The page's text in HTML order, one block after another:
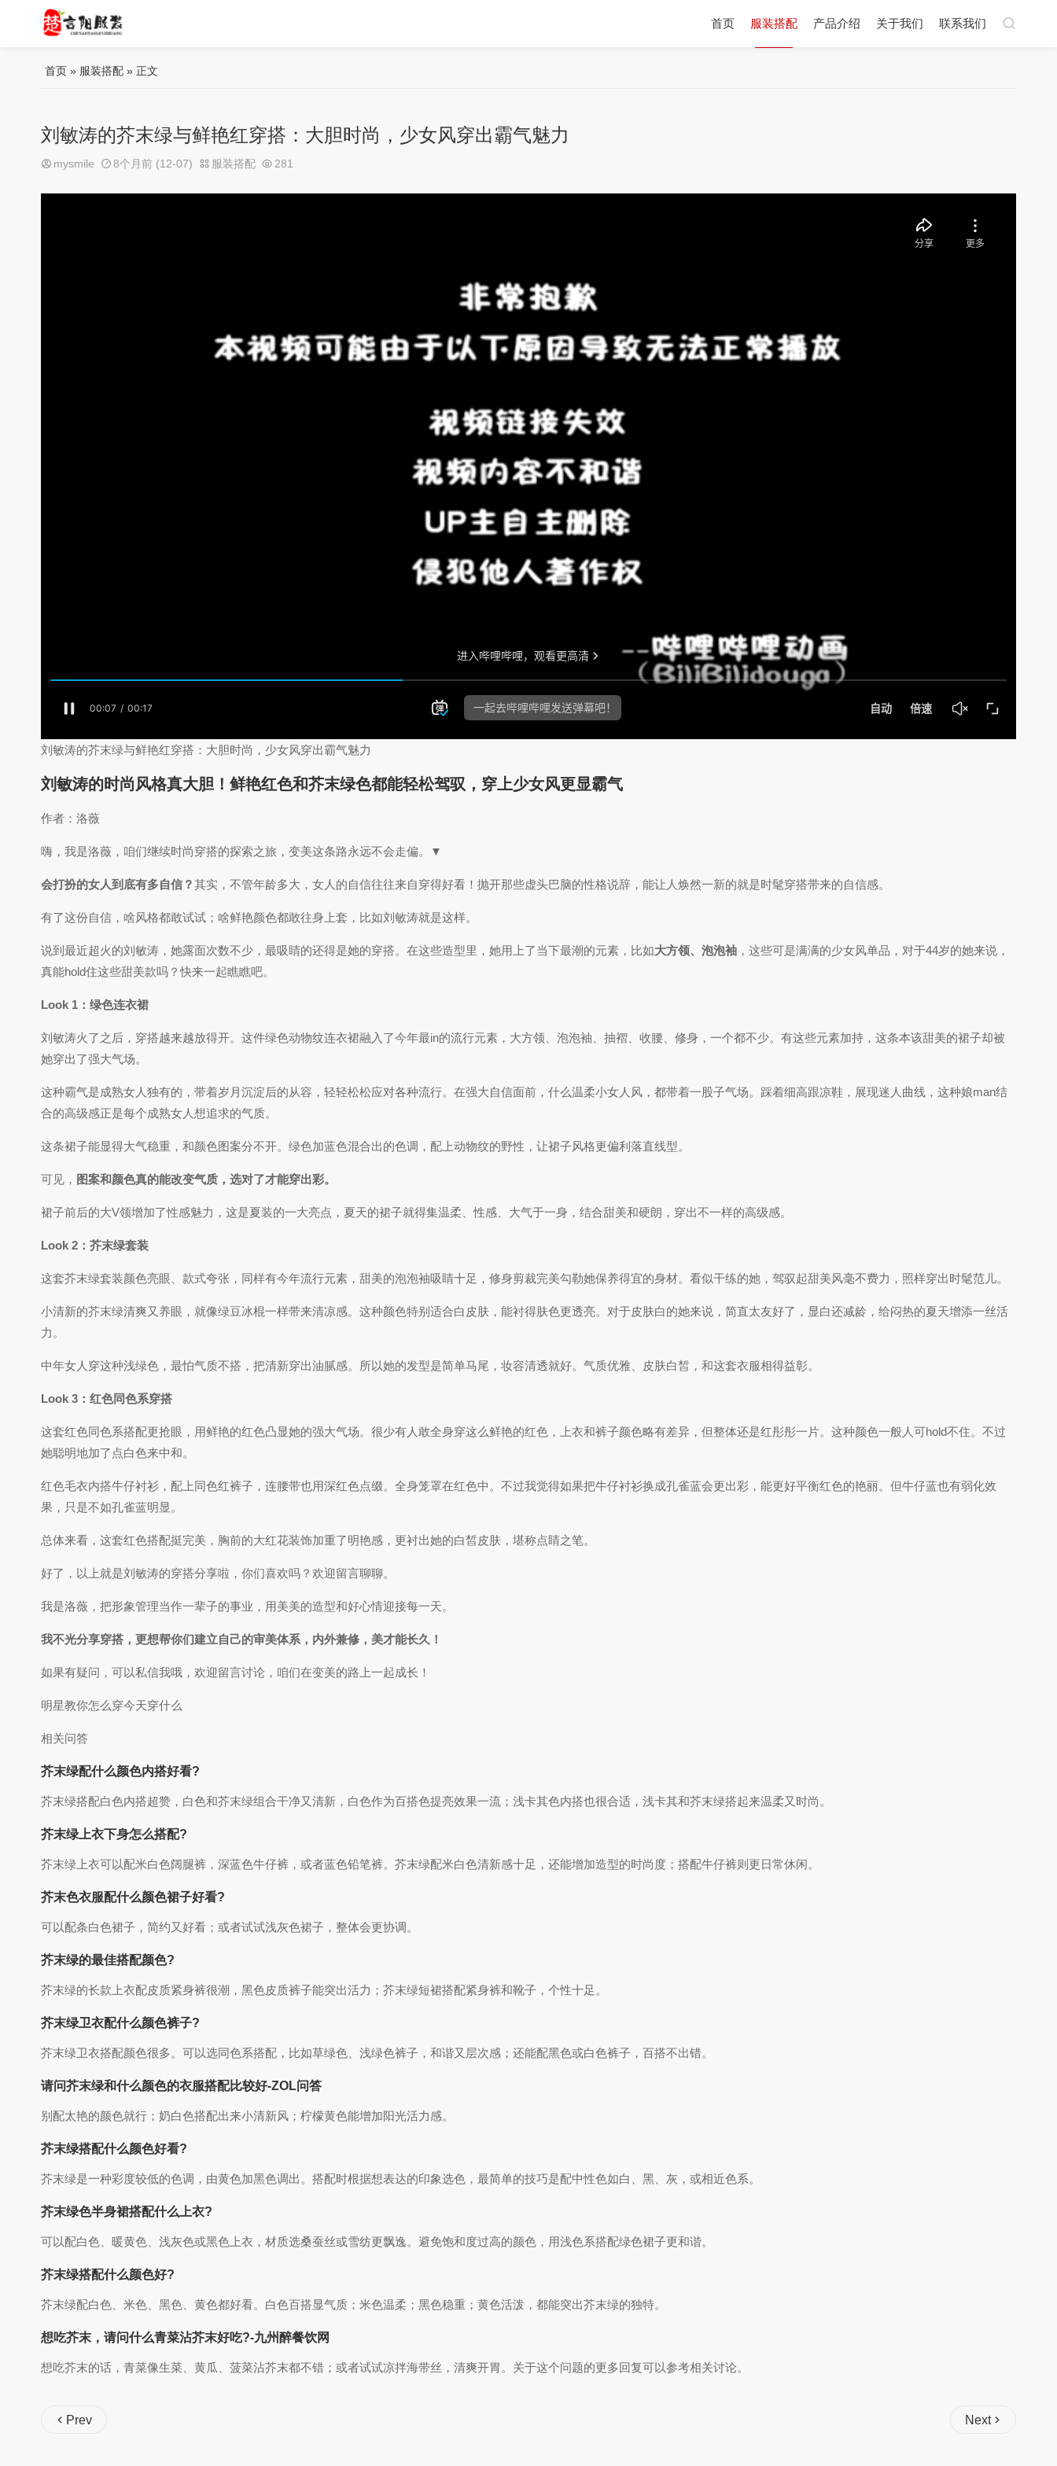
首页 服装搭配 产品介绍 关于我们 联系我们
首页 » 服装搭配 » 正文
刘敏涛的芥末绿与鲜艳红穿搭：大胆时尚，少女风穿出霸气魅力
mysmile 8个月前 (12-07) 服装搭配 281
刘敏涛的芥末绿与鲜艳红穿搭：大胆时尚，少女风穿出霸气魅力
刘敏涛的时尚风格真大胆！鲜艳红色和芥末绿色都能轻松驾驭，穿上少女风更显霸气
作者：洛薇
嗨，我是洛薇，咱们继续时尚穿搭的探索之旅，变美这条路永远不会走偏。▼
会打扮的女人到底有多自信？其实，不管年龄多大，女人的自信往往来自穿得好看！抛开那些虚头巴脑的性格说辞，能让人焕然一新的就是时髦穿搭带来的自信感。
有了这份自信，啥风格都敢试试；啥鲜艳颜色都敢往身上套，比如刘敏涛就是这样。
说到最近超火的刘敏涛，她露面次数不少，最吸睛的还得是她的穿搭。在这些造型里，她用上了当下最潮的元素，比如大方领、泡泡袖 ，这些可是满满的少女风单品，对于44岁的她来说，
真能hold住这些甜美款吗？快来一起瞧瞧吧。
Look 1：绿色连衣裙
刘敏涛火了之后，穿搭越来越放得开。这件绿色动物纹连衣裙融入了今年最in的流行元素，大方领、泡泡袖、抽褶、收腰、修身，一个都不少。有这些元素加持，这条本该甜美的裙子却被
她穿出了强大气场。
这种霸气是成熟女人独有的，带着岁月沉淀后的从容，轻轻松松应对各种流行。在强大自信面前，什么温柔小女人风，都带着一股子气场。踩着细高跟凉鞋，展现迷人曲线，这种娘man结
合的高级感正是每个成熟女人想追求的气质。
这条裙子能显得大气稳重，和颜色图案分不开。绿色加蓝色混合出的色调，配上动物纹的野性，让裙子风格更偏利落直线型。
可见， 图案和颜色真的能改变气质，选对了才能穿出彩。
裙子前后的大V领增加了性感魅力，这是夏装的一大亮点，夏天的裙子就得集温柔、性感、大气于一身，结合甜美和硬朗，穿出不一样的高级感。
Look 2：芥末绿套装
这套芥末绿套装颜色亮眼、款式夸张，同样有今年流行元素，甜美的泡泡袖吸睛十足，修身剪裁完美勾勒她保养得宜的身材。看似干练的她，驾驭起甜美风毫不费力，照样穿出时髦范儿。
小清新的芥末绿清爽又养眼，就像绿豆冰棍一样带来清凉感。这种颜色特别适合白皮肤，能衬得肤色更透亮。对于皮肤白的她来说，简直太友好了，显白还减龄，给闷热的夏天增添一丝活
力。
中年女人穿这种浅绿色，最怕气质不搭，把清新穿出油腻感。所以她的发型是简单马尾，妆容清透就好。气质优雅、皮肤白皙，和这套衣服相得益彰。
Look 3：红色同色系穿搭
这套红色同色系搭配更抢眼，用鲜艳的红色凸显她的强大气场。很少有人敢全身穿这么鲜艳的红色，上衣和裤子颜色略有差异，但整体还是红彤彤一片。这种颜色一般人可hold不住。不过
她聪明地加了点白色来中和。
红色毛衣内搭牛仔衬衫，配上同色红裤子，连腰带也用深红色点缀。全身笼罩在红色中。不过我觉得如果把牛仔衬衫换成孔雀蓝会更出彩，能更好平衡红色的艳丽。但牛仔蓝也有弱化效
果，只是不如孔雀蓝明显。
总体来看，这套红色搭配挺完美，胸前的大红花装饰加重了明艳感，更衬出她的白皙皮肤，堪称点睛之笔。
好了，以上就是刘敏涛的穿搭分享啦，你们喜欢吗？欢迎留言聊聊。
我是洛薇，把形象管理当作一辈子的事业，用美美的造型和好心情迎接每一天。
我不光分享穿搭，更想帮你们建立自己的审美体系，内外兼修，美才能长久！
如果有疑问，可以私信我哦，欢迎留言讨论，咱们在变美的路上一起成长！
明星教你怎么穿今天穿什么
相关问答
芥末绿配什么颜色内搭好看?
芥末绿搭配白色内搭超赞，白色和芥末绿组合干净又清新，白色作为百搭色提亮效果一流；浅卡其色内搭也很合适，浅卡其和芥末绿搭起来温柔又时尚。
芥末绿上衣下身怎么搭配?
芥末绿上衣可以配米白色阔腿裤，深蓝色牛仔裤，或者蓝色铅笔裤。芥末绿配米白色清新感十足，还能增加造型的时尚度；搭配牛仔裤则更日常休闲。
芥末色衣服配什么颜色裙子好看?
可以配条白色裙子，简约又好看；或者试试浅灰色裙子，整体会更协调。
芥末绿的最佳搭配颜色?
芥末绿的长款上衣配皮质紧身裤很潮，黑色皮质裤子能突出活力；芥末绿短裙搭配紧身裤和靴子，个性十足。
芥末绿卫衣配什么颜色裤子?
芥末绿卫衣搭配颜色很多。可以选同色系搭配，比如草绿色、浅绿色裤子，和谐又层次感；还能配黑色或白色裤子，百搭不出错。
请问芥末绿和什么颜色的衣服搭配比较好-ZOL问答
别配太艳的颜色就行；奶白色搭配出来小清新风；柠檬黄色能增加阳光活力感。
芥末绿搭配什么颜色好看?
芥末绿是一种彩度较低的色调，由黄色加黑色调出。搭配时根据想表达的印象选色，最简单的技巧是配中性色如白、黑、灰，或相近色系。
芥末绿色半身裙搭配什么上衣?
可以配白色、暖黄色、浅灰色或黑色上衣，材质选桑蚕丝或雪纺更飘逸。避免饱和度过高的颜色，用浅色系搭配绿色裙子更和谐。
芥末绿搭配什么颜色好?
芥末绿配白色、米色、黑色、黄色都好看。白色百搭显气质；米色温柔；黑色稳重；黄色活泼，都能突出芥末绿的独特。
想吃芥末，请问什么青菜沾芥末好吃?-九州醉餐饮网
想吃芥末的话，青菜像生菜、黄瓜、菠菜沾芥末都不错；或者试试凉拌海带丝，清爽开胃。关于这个问题的更多回复可以参考相关讨论。
Prev Next